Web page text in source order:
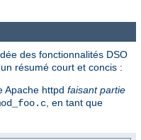
des fonctionnalités DSO
résumé court et concis :
Apache httpd faisant partie
, en tant que